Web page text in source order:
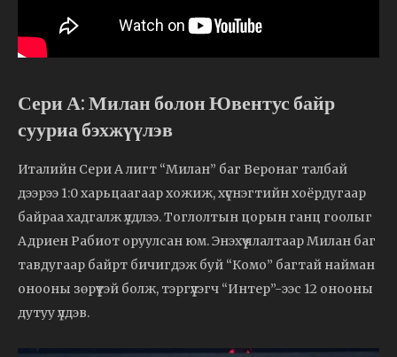
Сери А: Милан болон Ювентус байр
сууриа бэхжүүлэв
Италийн Сери А лигт “Милан” баг Веронаг талбай
дээрээ 1:0 харьцаагаар хожиж, хүснэгтийн хоёрдугаар
байраа хадгалж үлдлээ. Тоглолтын цорын ганц гоолыг
Адриен Рабиот оруулсан юм. Энэхүү ялалтаар Милан баг
тавдугаар байрт бичигдэж буй “Комо” багтай найман
онооны зөрүүтэй болж, тэргүүлэгч “Интер”-ээс 12 онооны
дутуу үлдэв.